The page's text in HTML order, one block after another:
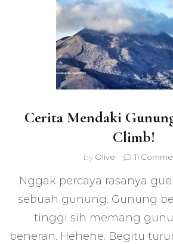
Cerita Mendaki
Climb!
by Olive 11
Nggak percaya rasanya
sebuah gunung. Gunung
tinggi sih memang
beneran. Hehehe. Begitu